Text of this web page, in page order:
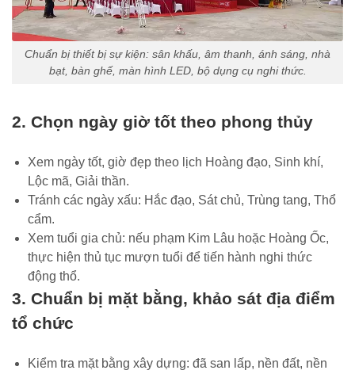
Chuẩn bị thiết bị sự kiện: sân khấu, âm thanh, ánh sáng, nhà
bạt, bàn ghế, màn hình LED, bộ dụng cụ nghi thức.
2. Chọn ngày giờ tốt theo phong thủy
Xem ngày tốt, giờ đẹp theo lịch Hoàng đạo, Sinh khí,
Lộc mã, Giải thần.
Tránh các ngày xấu: Hắc đạo, Sát chủ, Trùng tang, Thổ
cẩm.
Xem tuổi gia chủ: nếu phạm Kim Lâu hoặc Hoàng Ốc,
thực hiện thủ tục mượn tuổi để tiến hành nghi thức
động thổ.
3. Chuẩn bị mặt bằng, khảo sát địa điểm
tổ chức
Kiểm tra mặt bằng xây dựng: đã san lấp, nền đất, nền